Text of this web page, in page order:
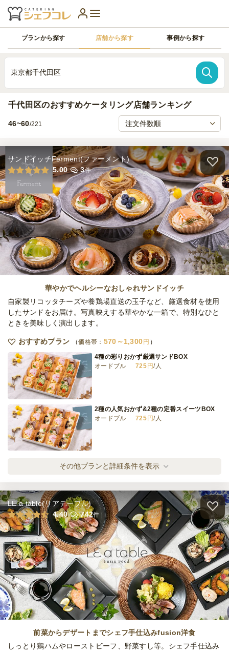
プランから探す 店舗から探す 事例から探す
東京都千代田区
千代田区のおすすめケータリング店舗ランキング
46~60/221
サンドイッチFerment(ファーメント)
5.00
3件
華やかでヘルシーなおしゃれサンドイッチ
自家製リコッタチーズや養鶏場直送の玉子など、厳選食材を使用
したサンドをお届け。写真映えする華やかな一箱で、特別なひと
ときを美味しく演出します。
おすすめプラン 価格帯： 570～1,300 円
4種の彩りおかず厳選サンドBOX
オードブル
725 円/人
2種の人気おかず&2種の定番スイーツBOX
オードブル
725円/人
贅沢リコッタスイーツプレミアムBOX
オードブル
930円/人
極上リコッタクリームのリッチデザート
BOX
オードブル
750 円/人
大人の贅沢スイーツ4種BOX
オードブル
800円/人
ファーメント彩りバラエティサンドBOX
その他プランと詳細条件を表示
LE a table(リアテーブル)
4.40
742件
前菜からデザートまでシェフ手仕込みfusion洋食
しっとり鶏ハムやローストビーフ、野菜すし等。シェフ手仕込み